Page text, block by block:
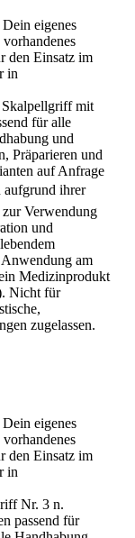
eigenes
den Einsatz im
in
mit
für alle
und
Präparieren und
auf Anfrage
ihrer
Verwendung
und
am
Medizinprodukt
Nicht für
zugelassen.
eigenes
den Einsatz im
in
Nr. 3 n.
passend für